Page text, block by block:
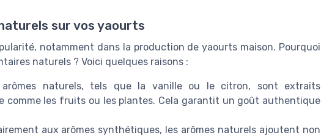
sur vos yaourts
notamment dans la production de yaourts maison. Pourquoi
naturels ? Voici quelques raisons :
arômes naturels, tels que la vanille ou le citron, sont extraits
comme les fruits ou les plantes. Cela garantit un goût authentique
aux arômes synthétiques, les arômes naturels ajoutent non